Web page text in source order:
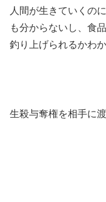
人間が生きていくの
も分からないし、食
釣り上げられるかわ
生殺与奪権を相手に